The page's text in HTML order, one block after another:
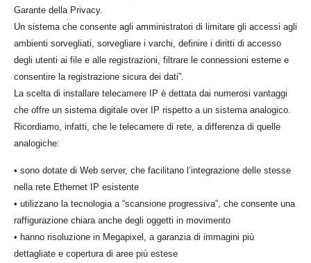
Garante della Privacy.
Un sistema che consente agli amministratori di limitare gli accessi agli
ambienti sorvegliati, sorvegliare i varchi, definire i diritti di accesso
degli utenti ai file e alle registrazioni, filtrare le connessioni esterne e
consentire la registrazione sicura dei dati”.
La scelta di installare telecamere IP è dettata dai numerosi vantaggi
che offre un sistema digitale over IP rispetto a un sistema analogico.
Ricordiamo, infatti, che le telecamere di rete, a differenza di quelle
analogiche:
• sono dotate di Web server, che facilitano l’integrazione delle stesse
nella rete Ethernet IP esistente
• utilizzano la tecnologia a “scansione progressiva”, che consente una
raffigurazione chiara anche degli oggetti in movimento
• hanno risoluzione in Megapixel, a garanzia di immagini più
dettagliate e copertura di aree più estese